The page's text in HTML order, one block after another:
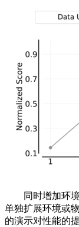
同时增加环境
单独扩展环境或
的演示对性能的